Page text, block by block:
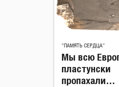
"ПАМЯТЬ СЕРДЦА"
Мы всю
пластунски
пропахали…